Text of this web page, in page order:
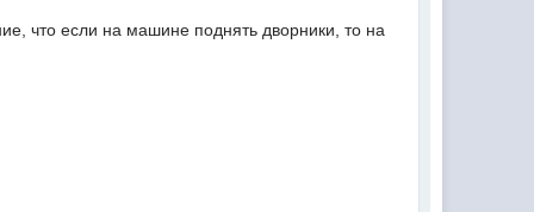
что если на машине поднять дворники, то на